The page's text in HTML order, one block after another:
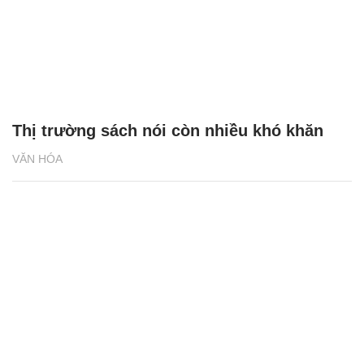
VĂN HÓA
Thị trường sách nói còn nhiều khó khăn